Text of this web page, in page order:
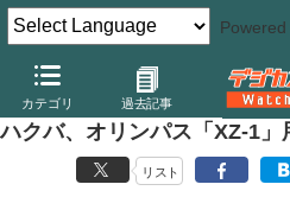
Powered
カテゴリ 過去記事
デジカメ Watch カメラ レンズ
ハクバ、オリンパス「XZ-1
リスト